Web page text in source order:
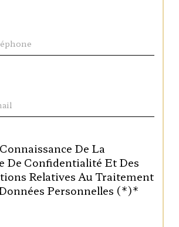
De La
De Confidentialité Et Des
Relatives Au Traitement
Personnelles (*)*